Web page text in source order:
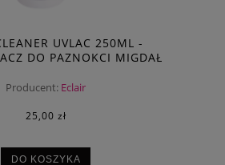
UVLAC 250ML -
DO PAZNOKCI MIGDAŁ
Producent: Eclair
25,00 zł
DO KOSZYKA